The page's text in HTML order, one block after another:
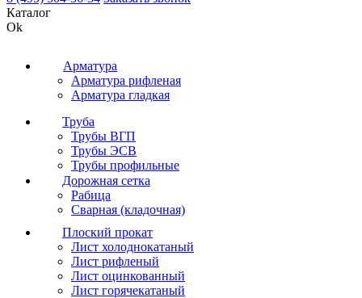
Каталог
Ok
Арматура
Арматура рифленая
Арматура гладкая
Труба
Трубы ВГП
Трубы ЭСВ
Трубы профильные
Дорожная сетка
Рабица
Сварная (кладочная)
Плоский прокат
Лист холоднокатаный
Лист рифленый
Лист оцинкованный
Лист горячекатаный